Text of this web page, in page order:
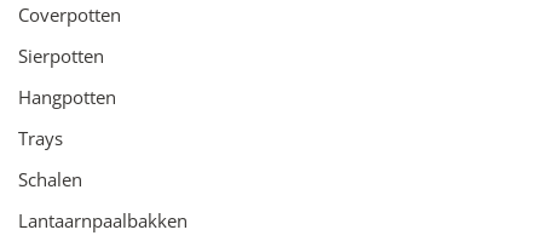
Coverpotten
Sierpotten
Hangpotten
Trays
Schalen
Lantaarnpaalbakken